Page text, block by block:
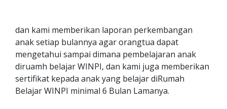
dan kami memberikan laporan perkembangan
anak setiap bulannya agar orangtua dapat
mengetahui sampai dimana pembelajaran anak
diruamh belajar WINPI, dan kami juga memberikan
sertifikat kepada anak yang belajar diRumah
Belajar WINPI minimal 6 Bulan Lamanya.